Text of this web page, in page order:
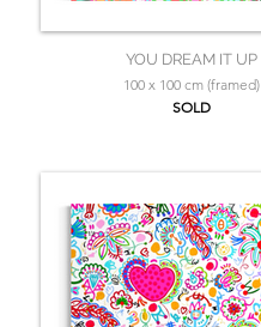
YOU DREAM IT UP
100 x 100 cm (framed)
SOLD